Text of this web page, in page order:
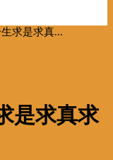
生求是求真...
是求真求